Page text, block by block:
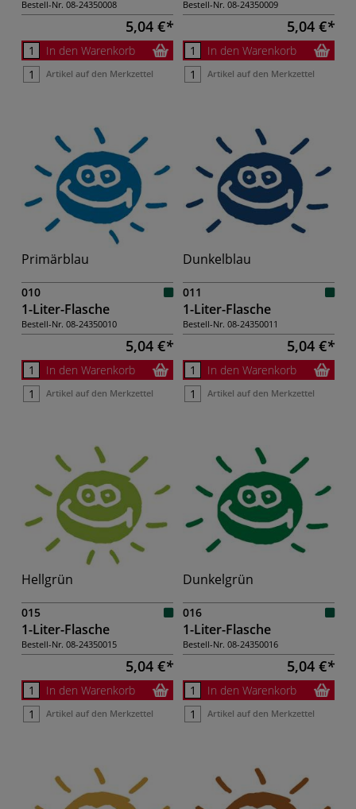
Bestell-Nr. 08-24350008
5,04 €
In den Warenkorb
Artikel auf den Merkzettel
Bestell-Nr. 08-24350009
5,04 €
In den Warenkorb
Artikel auf den Merkzettel
Primärblau
010
1-Liter-Flasche
Bestell-Nr. 08-24350010
5,04 €
In den Warenkorb
Artikel auf den Merkzettel
Dunkelblau
011
1-Liter-Flasche
Bestell-Nr. 08-24350011
5,04 €
In den Warenkorb
Artikel auf den Merkzettel
Hellgrün
015
1-Liter-Flasche
Bestell-Nr. 08-24350015
5,04 €
In den Warenkorb
Artikel auf den Merkzettel
Dunkelgrün
016
1-Liter-Flasche
Bestell-Nr. 08-24350016
5,04 €
In den Warenkorb
Artikel auf den Merkzettel